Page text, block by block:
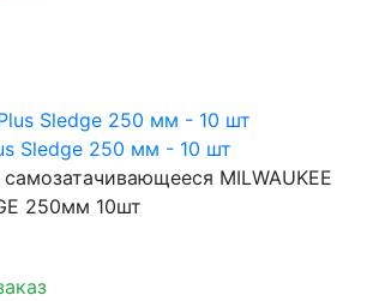
Sledge 250 мм - 10 шт
MILWAUKEE
250мм 10шт